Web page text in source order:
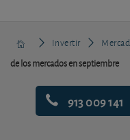
Invertir
de los mercados en septiembre
913 009 141